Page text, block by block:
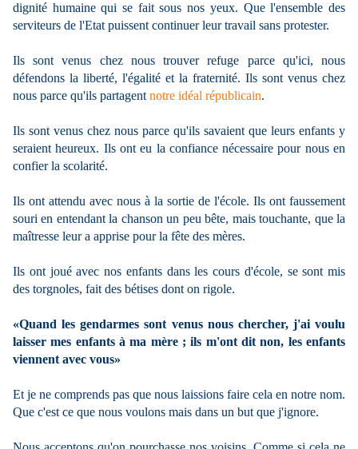
dignité humaine qui se fait sous nos yeux. Que l'ensemble des
serviteurs de l'Etat puissent continuer leur travail sans protester.
Ils sont venus chez nous trouver refuge parce qu'ici, nous
défendons la liberté, l'égalité et la fraternité. Ils sont venus chez
nous parce qu'ils partagent notre idéal républicain.
Ils sont venus chez nous parce qu'ils savaient que leurs enfants y
seraient heureux. Ils ont eu la confiance nécessaire pour nous en
confier la scolarité.
Ils ont attendu avec nous à la sortie de l'école. Ils ont faussement
souri en entendant la chanson un peu bête, mais touchante, que la
maîtresse leur a apprise pour la fête des mères.
Ils ont joué avec nos enfants dans les cours d'école, se sont mis
des torgnoles, fait des bétises dont on rigole.
«Quand les gendarmes sont venus nous chercher, j'ai voulu
laisser mes enfants à ma mère ; ils m'ont dit non, les enfants
viennent avec vous»
Et je ne comprends pas que nous laissions faire cela en notre nom.
Que c'est ce que nous voulons mais dans un but que j'ignore.